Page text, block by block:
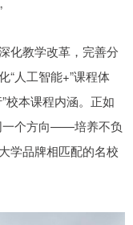
化教学改革，完善分
“人工智能+”课程体
校本课程内涵。正如
一个方向——培养不负
学品牌相匹配的名校